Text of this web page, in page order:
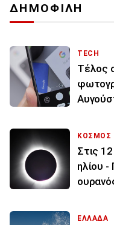
ΔΗΜΟΦΙΛΗ
TECH
Τέλος
ΚΟΣΜΟΣ
Στις
ηλίου -
ΕΛΛΑΔΑ